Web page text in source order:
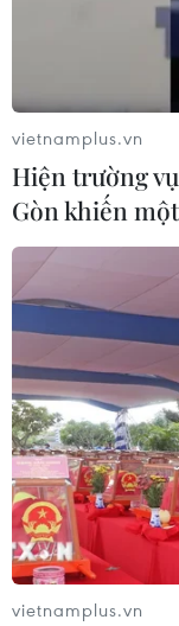
vietnamplus.vn
Hiện trường
Gòn khiến
vietnamplus.vn